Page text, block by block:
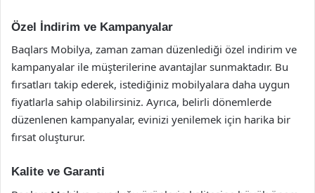
Özel İndirim ve Kampanyalar
Baqlars Mobilya, zaman zaman düzenlediği özel indirim ve
kampanyalar ile müşterilerine avantajlar sunmaktadır. Bu
fırsatları takip ederek, istediğiniz mobilyalara daha uygun
fiyatlarla sahip olabilirsiniz. Ayrıca, belirli dönemlerde
düzenlenen kampanyalar, evinizi yenilemek için harika bir
fırsat oluşturur.
Kalite ve Garanti